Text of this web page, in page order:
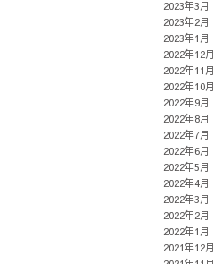
2023年3月
2023年2月
2023年1月
2022年12月
2022年11月
2022年10月
2022年9月
2022年8月
2022年7月
2022年6月
2022年5月
2022年4月
2022年3月
2022年2月
2022年1月
2021年12月